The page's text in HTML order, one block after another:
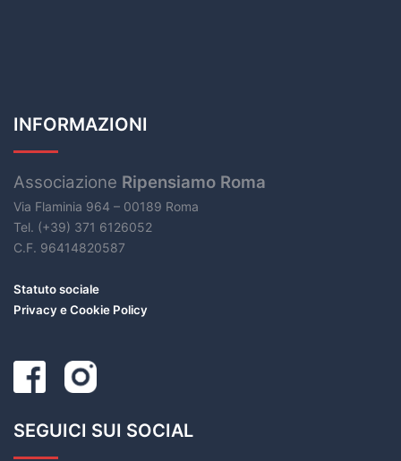
INFORMAZIONI
Associazione Ripensiamo Roma
Via Flaminia 964 – 00189 Roma
Tel. (+39) 371 6126052
C.F. 96414820587
Statuto sociale
Privacy e Cookie Policy
SEGUICI SUI SOCIAL